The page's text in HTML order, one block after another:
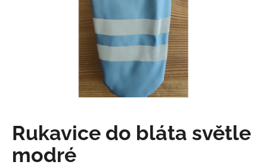
Rukavice do bláta světle
modré
HLEDAT